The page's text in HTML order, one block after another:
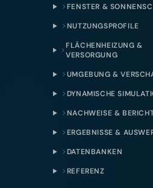
FENSTER &
NUTZUNGSPROFILE
FLÄCHENHEIZUNG &
VERSORGUNG
UMGEBUNG &
DYNAMISCHE
NACHWEISE &
ERGEBNISSE &
DATENBANKEN
REFERENZ